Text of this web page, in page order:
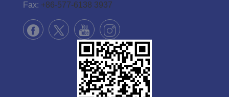
Fax: +86-577-6138 3937